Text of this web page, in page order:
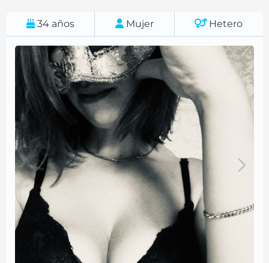
34 años Mujer Hetero